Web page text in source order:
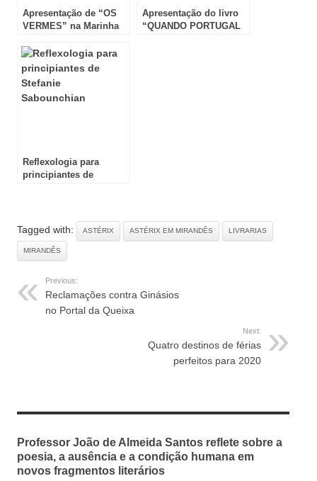
Apresentação de “OS
VERMES” na Marinha
Apresentação do livro
“QUANDO PORTUGAL
Reflexologia para
principiantes de
Tagged with: ASTÉRIX ASTÉRIX EM MIRANDÊS LIVRARIAS
MIRANDÊS
Previous:
Reclamações contra Ginásios
no Portal da Queixa
Next:
Quatro destinos de férias
perfeitos para 2020
Professor João de Almeida Santos reflete sobre a
poesia, a ausência e a condição humana em
novos fragmentos literários